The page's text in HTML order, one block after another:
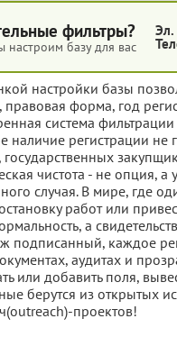
фильтры?
базу для вас
Эл.
настройки базы
форма, год
система
наличие регистрации не
чистота - не опция, а
случая. В мире, где
работ или
а
подписанный, каждое
аудитах и
или добавить поля,
берутся из открытых
проектов!